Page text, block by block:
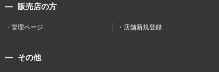
販売店の方
管理ページ 店舗新規登録
その他